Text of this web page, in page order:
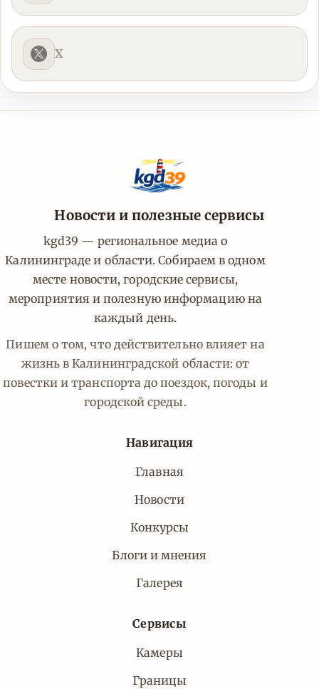
X
Новости и полезные сервисы
kgd39 — региональное медиа о
Калининграде и области. Собираем в одном
месте новости, городские сервисы,
мероприятия и полезную информацию на
каждый день.
Пишем о том, что действительно влияет на
жизнь в Калининградской области: от
повестки и транспорта до поездок, погоды и
городской среды.
Навигация
Главная
Новости
Конкурсы
Блоги и мнения
Галерея
Сервисы
Камеры
Границы